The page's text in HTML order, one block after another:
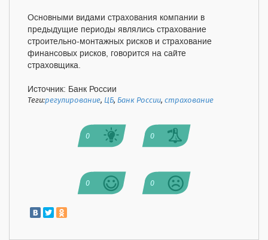
Основными видами страхования компании в
предыдущие периоды являлись страхование
строительно-монтажных рисков и страхование
финансовых рисков, говорится на сайте
страховщика.
Источник: Банк России
Теги:регулирование, ЦБ, Банк России,страхование
0 0
0 0